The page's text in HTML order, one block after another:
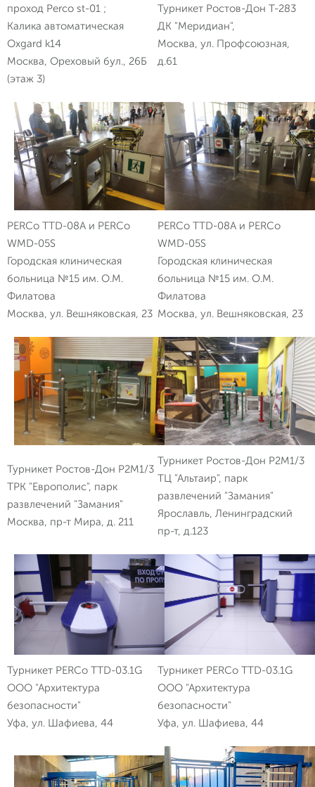
проход Perco st-01 ;
Калика автоматическая
Oxgard k14
Москва, Ореховый бул., 26Б
(этаж 3)
Турникет Ростов-Дон Т-283
ДК "Меридиан",
Москва, ул. Профсоюзная,
д.61
PERCo TTD-08A и PERCo
WMD-05S
Городская клиническая
больница №15 им. О.М.
Филатова
Москва, ул. Вешняковская, 23
PERCo TTD-08A и PERCo
WMD-05S
Городская клиническая
больница №15 им. О.М.
Филатова
Москва, ул. Вешняковская, 23
Турникет Ростов-Дон Р2М1/3
ТРК "Европолис", парк
развлечений "Замания"
Москва, пр-т Мира, д. 211
Турникет Ростов-Дон Р2М1/3
ТЦ "Альтаир", парк
развлечений "Замания"
Ярославль, Ленинградский
пр-т, д.123
Турникет PERCo TTD-03.1G
ООО "Архитектура
безопасности"
Уфа, ул. Шафиева, 44
Турникет PERCo TTD-03.1G
ООО "Архитектура
безопасности"
Уфа, ул. Шафиева, 44